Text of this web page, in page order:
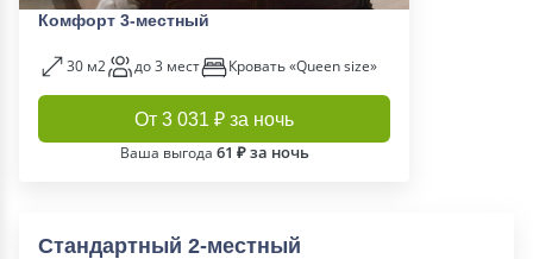
Комфорт 3-местный
30 м2 до 3 мест Кровать «Queen size»
От 3 031 ₽ за ночь
Ваша выгода 61 ₽ за ночь
Стандартный 2-местный